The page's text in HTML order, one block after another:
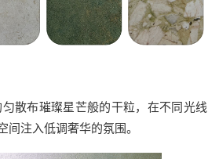
匀散布璀璨星芒般的干粒，在不同光线
间注入低调奢华的氛围。